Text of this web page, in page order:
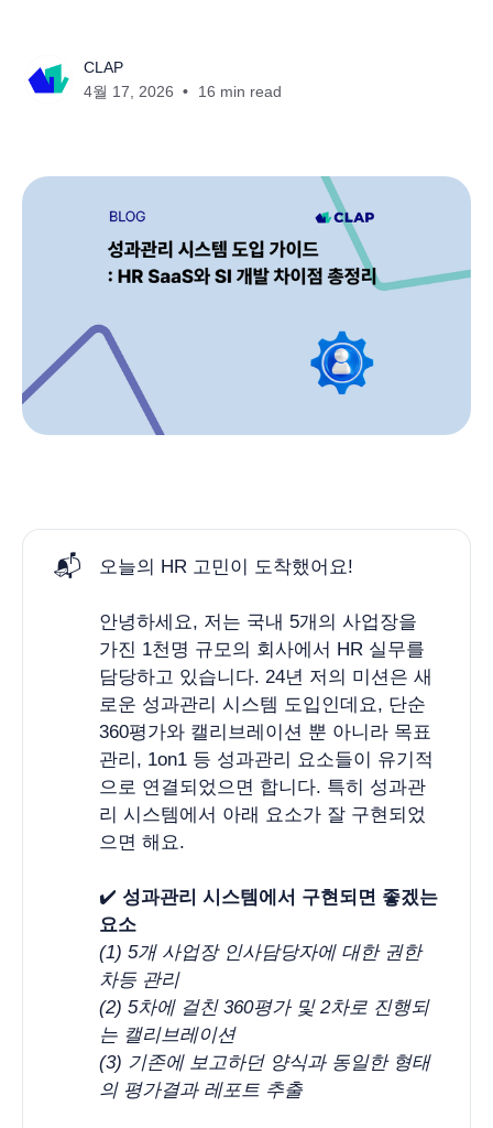
CLAP
4월 17, 2026
16 min read
📬 오늘의 HR 고민이 도착했어요!
안녕하세요, 저는 국내 5개의 사업장을
가진 1천명 규모의 회사에서 HR 실무를
담당하고 있습니다. 24년 저의 미션은 새
로운 성과관리 시스템 도입인데요, 단순
360평가와 캘리브레이션 뿐 아니라 목표
관리, 1on1 등 성과관리 요소들이 유기적
으로 연결되었으면 합니다. 특히 성과관
리 시스템에서 아래 요소가 잘 구현되었
으면 해요.
✔️성과관리 시스템에서 구현되면 좋겠는
요소
(1) 5개 사업장 인사담당자에 대한 권한
차등 관리
(2) 5차에 걸친 360평가 및 2차로 진행되
는 캘리브레이션
(3) 기존에 보고하던 양식과 동일한 형태
의 평가결과 레포트 추출